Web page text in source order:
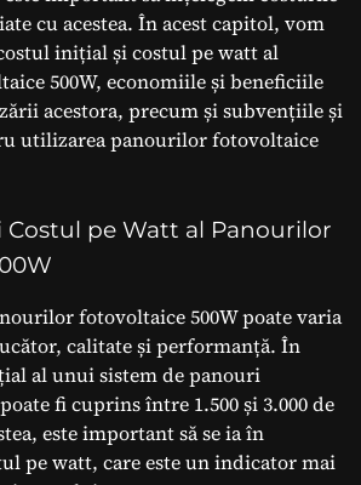
cu acestea. În acest capitol, vom
inițial și costul pe watt al
500W, economiile și beneficiile
acestora, precum și subvențiile și
utilizarea panourilor fotovoltaice
Costul pe Watt al Panourilor
fotovoltaice 500W poate varia
calitate și performanță. În
al unui sistem de panouri
fi cuprins între 1.500 și 3.000 de
este important să se ia în
pe watt, care este un indicator mai